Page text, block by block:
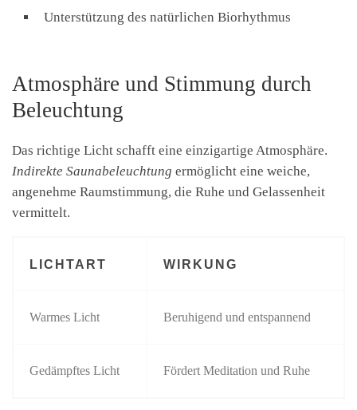
Unterstützung des natürlichen Biorhythmus
Atmosphäre und Stimmung durch
Beleuchtung
Das richtige Licht schafft eine einzigartige Atmosphäre.
Indirekte Saunabeleuchtung ermöglicht eine weiche,
angenehme Raumstimmung, die Ruhe und Gelassenheit
vermittelt.
LICHTART WIRKUNG
Warmes Licht Beruhigend und entspannend
Gedämpftes Licht Fördert Meditation und Ruhe